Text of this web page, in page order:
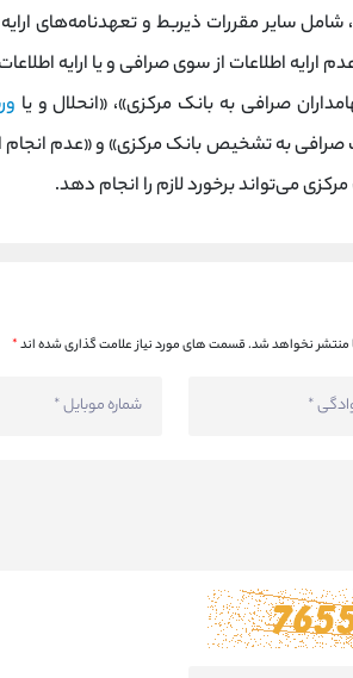
شامل سایر مقررات ذیربط و تعهدنامه‌های
ارایه اطلاعات از سوی صرافی و یا ارایه
صرافی به بانک مرکزی»، «انحلال و یا
صرافی به تشخیص بانک مرکزی» و «عدم انجام
می‌تواند برخورد لازم را انجام دهد.
منتشر نخواهد شد.قسمت های مورد نیاز علامت گذاری شده اند*